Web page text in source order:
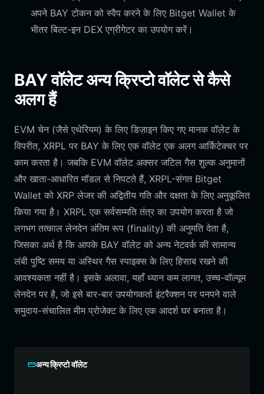
अपने BAY टोकन को स्वैप करने के लिए Bitget Wallet के
भीतर बिल्ट-इन DEX एग्रीगेटर का उपयोग करें।
BAY वॉलेट अन्य क्रिप्टो वॉलेट से कैसे
अलग हैं
EVM चेन (जैसे एथेरियम) के लिए डिज़ाइन किए गए मानक वॉलेट के
विपरीत, XRPL पर BAY के लिए एक वॉलेट एक अलग आर्किटेक्चर पर
काम करता है। जबकि EVM वॉलेट अक्सर जटिल गैस शुल्क अनुमानों
और खाता-आधारित मॉडल से निपटते हैं, XRPL-संगत Bitget
Wallet को XRP लेजर की अद्वितीय गति और दक्षता के लिए अनुकूलित
किया गया है। XRPL एक सर्वसम्मति तंत्र का उपयोग करता है जो
लगभग तत्काल लेनदेन अंतिम रूप (finality) की अनुमति देता है,
जिसका अर्थ है कि आपके BAY वॉलेट को अन्य नेटवर्क की सामान्य
लंबी पुष्टि समय या अस्थिर गैस स्पाइक्स के लिए हिसाब रखने की
आवश्यकता नहीं है। इसके अलावा, यहाँ ध्यान कम लागत, उच्च-वॉल्यूम
लेनदेन पर है, जो इसे बार-बार उपयोगकर्ता इंटरैक्शन पर पनपने वाले
समुदाय-संचालित मीम प्रोजेक्ट के लिए एक आदर्श घर बनाता है।
अन्य क्रिप्टो वॉलेट